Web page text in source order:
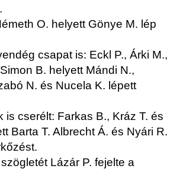
O. helyett Gönye M. lép
csapat is: Eckl P., Árki M.,
B. helyett Mándi N.,
N. és Nucela K. lépett
is cserélt: Farkas B., Kráz T. és
Barta T. Albrecht Á. és Nyári R.
Lázár P. fejelte a